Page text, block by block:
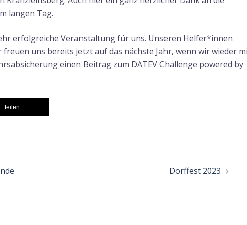
langen Tag.
erfolgreiche Veranstaltung für uns. Unseren Helfer*innen
uns bereits jetzt auf das nächste Jahr, wenn wir wieder
einen Beitrag zum DATEV Challenge powered by
teilen
Dorffest 2023